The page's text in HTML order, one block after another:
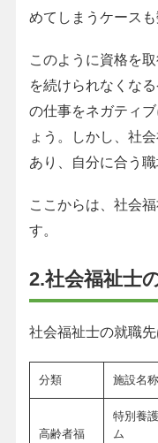
めてしまうケースも
このように資格を
を続けられなくな
の仕事をネガティ
ょう。しかし、社
あり、自分に合う
ここからは、社会
す。
2.社会福祉士
社会福祉士の就職
分類 施設名称
高齢者福
特別養
ム